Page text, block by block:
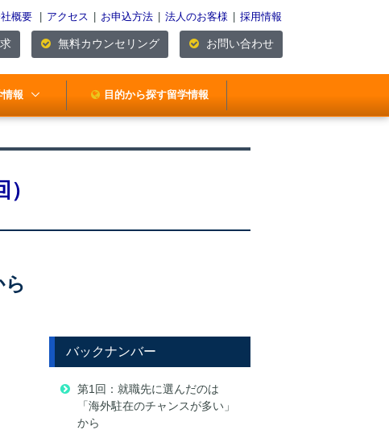
概要 アクセス お申込方法 法人のお客様 採用情報
無料カウンセリング お問い合わせ
報 目的から探す留学情報
バックナンバー
第1回：就職先に選んだのは
「海外駐在のチャンスが多い」
から